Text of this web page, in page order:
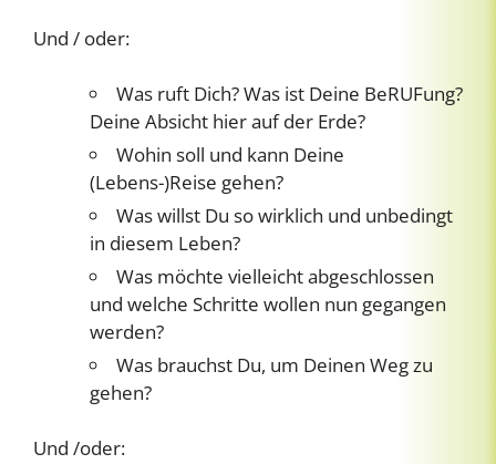
Und / oder:
Was ruft Dich? Was ist Deine BeRUFung?
Deine Absicht hier auf der Erde?
Wohin soll und kann Deine
(Lebens-)Reise gehen?
Was willst Du so wirklich und unbedingt
in diesem Leben?
Was möchte vielleicht abgeschlossen
und welche Schritte wollen nun gegangen
werden?
Was brauchst Du, um Deinen Weg zu
gehen?
Und /oder: